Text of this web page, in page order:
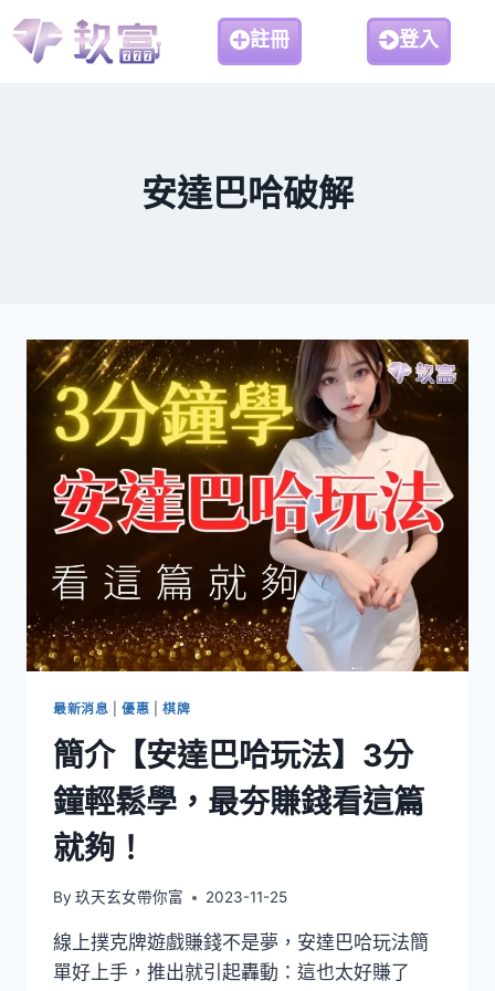
註冊 登入
安達巴哈破解
最新消息 |優惠 |棋牌
簡介【安達巴哈玩法】3分
鐘輕鬆學，最夯賺錢看這篇
就夠！
By 玖天玄女帶你富 2023-11-25
線上撲克牌遊戲賺錢不是夢，安達巴哈玩法簡
單好上手，推出就引起轟動：這也太好賺了